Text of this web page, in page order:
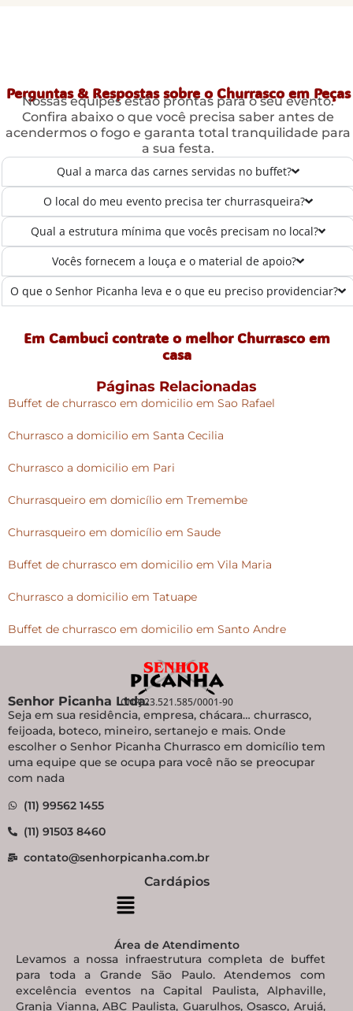
Perguntas & Respostas sobre o Churrasco em Peças
Nossas equipes estão prontas para o seu evento.
Confira abaixo o que você precisa saber antes de
acendermos o fogo e garanta total tranquilidade para
a sua festa.
Qual a marca das carnes servidas no buffet?
O local do meu evento precisa ter churrasqueira?
Qual a estrutura mínima que vocês precisam no local?
Vocês fornecem a louça e o material de apoio?
O que o Senhor Picanha leva e o que eu preciso providenciar?
Em Cambuci contrate o melhor Churrasco em
casa
Páginas Relacionadas
Buffet de churrasco em domicilio em Sao Rafael
Churrasco a domicilio em Santa Cecilia
Churrasco a domicilio em Pari
Churrasqueiro em domicílio em Tremembe
Churrasqueiro em domicílio em Saude
Buffet de churrasco em domicilio em Vila Maria
Churrasco a domicilio em Tatuape
Buffet de churrasco em domicilio em Santo Andre
Senhor Picanha Ltda.CNPJ 23.521.585/0001-90
Seja em sua residência, empresa, chácara… churrasco,
feijoada, boteco, mineiro, sertanejo e mais. Onde
escolher o Senhor Picanha Churrasco em domicílio tem
uma equipe que se ocupa para você não se preocupar
com nada
(11) 99562 1455
(11) 91503 8460
contato@senhorpicanha.com.br
Cardápios
Área de Atendimento
Levamos a nossa infraestrutura completa de buffet
para toda a Grande São Paulo. Atendemos com
excelência eventos na Capital Paulista, Alphaville,
Granja Vianna, ABC Paulista, Guarulhos, Osasco, Arujá,